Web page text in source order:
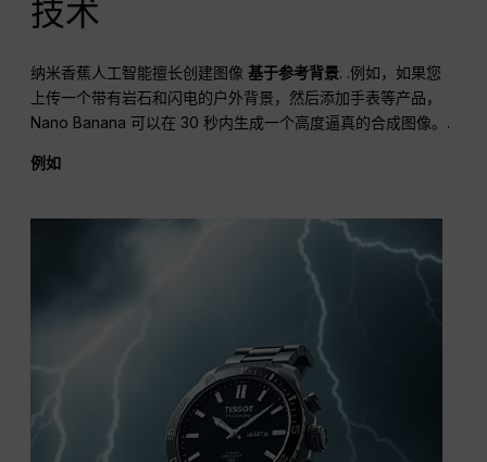
技术
纳米香蕉人工智能擅长创建图像基于参考背景. .例如，如果您
上传一个带有岩石和闪电的户外背景，然后添加手表等产品，
Nano Banana 可以在 30 秒内生成一个高度逼真的合成图像。.
例如